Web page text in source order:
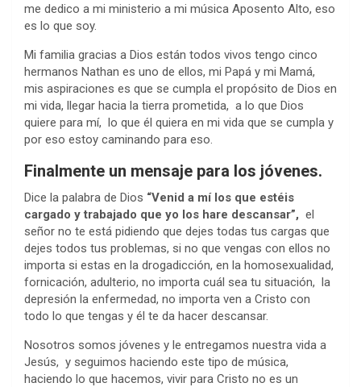
me dedico a mi ministerio a mi música Aposento Alto, eso
es lo que soy.
Mi familia gracias a Dios están todos vivos tengo cinco
hermanos Nathan es uno de ellos, mi Papá y mi Mamá,
mis aspiraciones es que se cumpla el propósito de Dios en
mi vida, llegar hacia la tierra prometida, a lo que Dios
quiere para mí, lo que él quiera en mi vida que se cumpla y
por eso estoy caminando para eso.
Finalmente un mensaje para los jóvenes.
Dice la palabra de Dios “Venid a mí los que estéis
cargado y trabajado que yo los hare descansar”, el
señor no te está pidiendo que dejes todas tus cargas que
dejes todos tus problemas, si no que vengas con ellos no
importa si estas en la drogadicción, en la homosexualidad,
fornicación, adulterio, no importa cuál sea tu situación, la
depresión la enfermedad, no importa ven a Cristo con
todo lo que tengas y él te da hacer descansar.
Nosotros somos jóvenes y le entregamos nuestra vida a
Jesús, y seguimos haciendo este tipo de música,
haciendo lo que hacemos, vivir para Cristo no es un